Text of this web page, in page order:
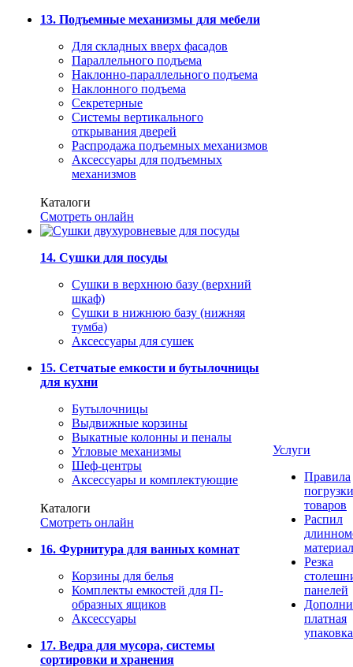
13. Подъемные механизмы для мебели
Для складных вверх фасадов
Параллельного подъема
Наклонно-параллельного подъема
Наклонного подъема
Секретерные
Системы вертикального
открывания дверей
Распродажа подъемных механизмов
Аксессуары для подъемных
механизмов
Каталоги
Смотреть онлайн
14. Сушки для посуды
Сушки в верхнюю базу (верхний
шкаф)
Сушки в нижнюю базу (нижняя
тумба)
Аксессуары для сушек
15. Сетчатые емкости и бутылочницы
для кухни
Бутылочницы
Выдвижные корзины
Выкатные колонны и пеналы
Угловые механизмы
Шеф-центры
Аксессуары и комплектующие
Каталоги
Смотреть онлайн
16. Фурнитура для ванных комнат
Корзины для белья
Комплекты емкостей для П-
образных ящиков
Аксессуары
17. Ведра для мусора, системы
сортировки и хранения
Услуги
Правила
погрузки
товаров
Распил
Резка
панелей
платная
упаковка